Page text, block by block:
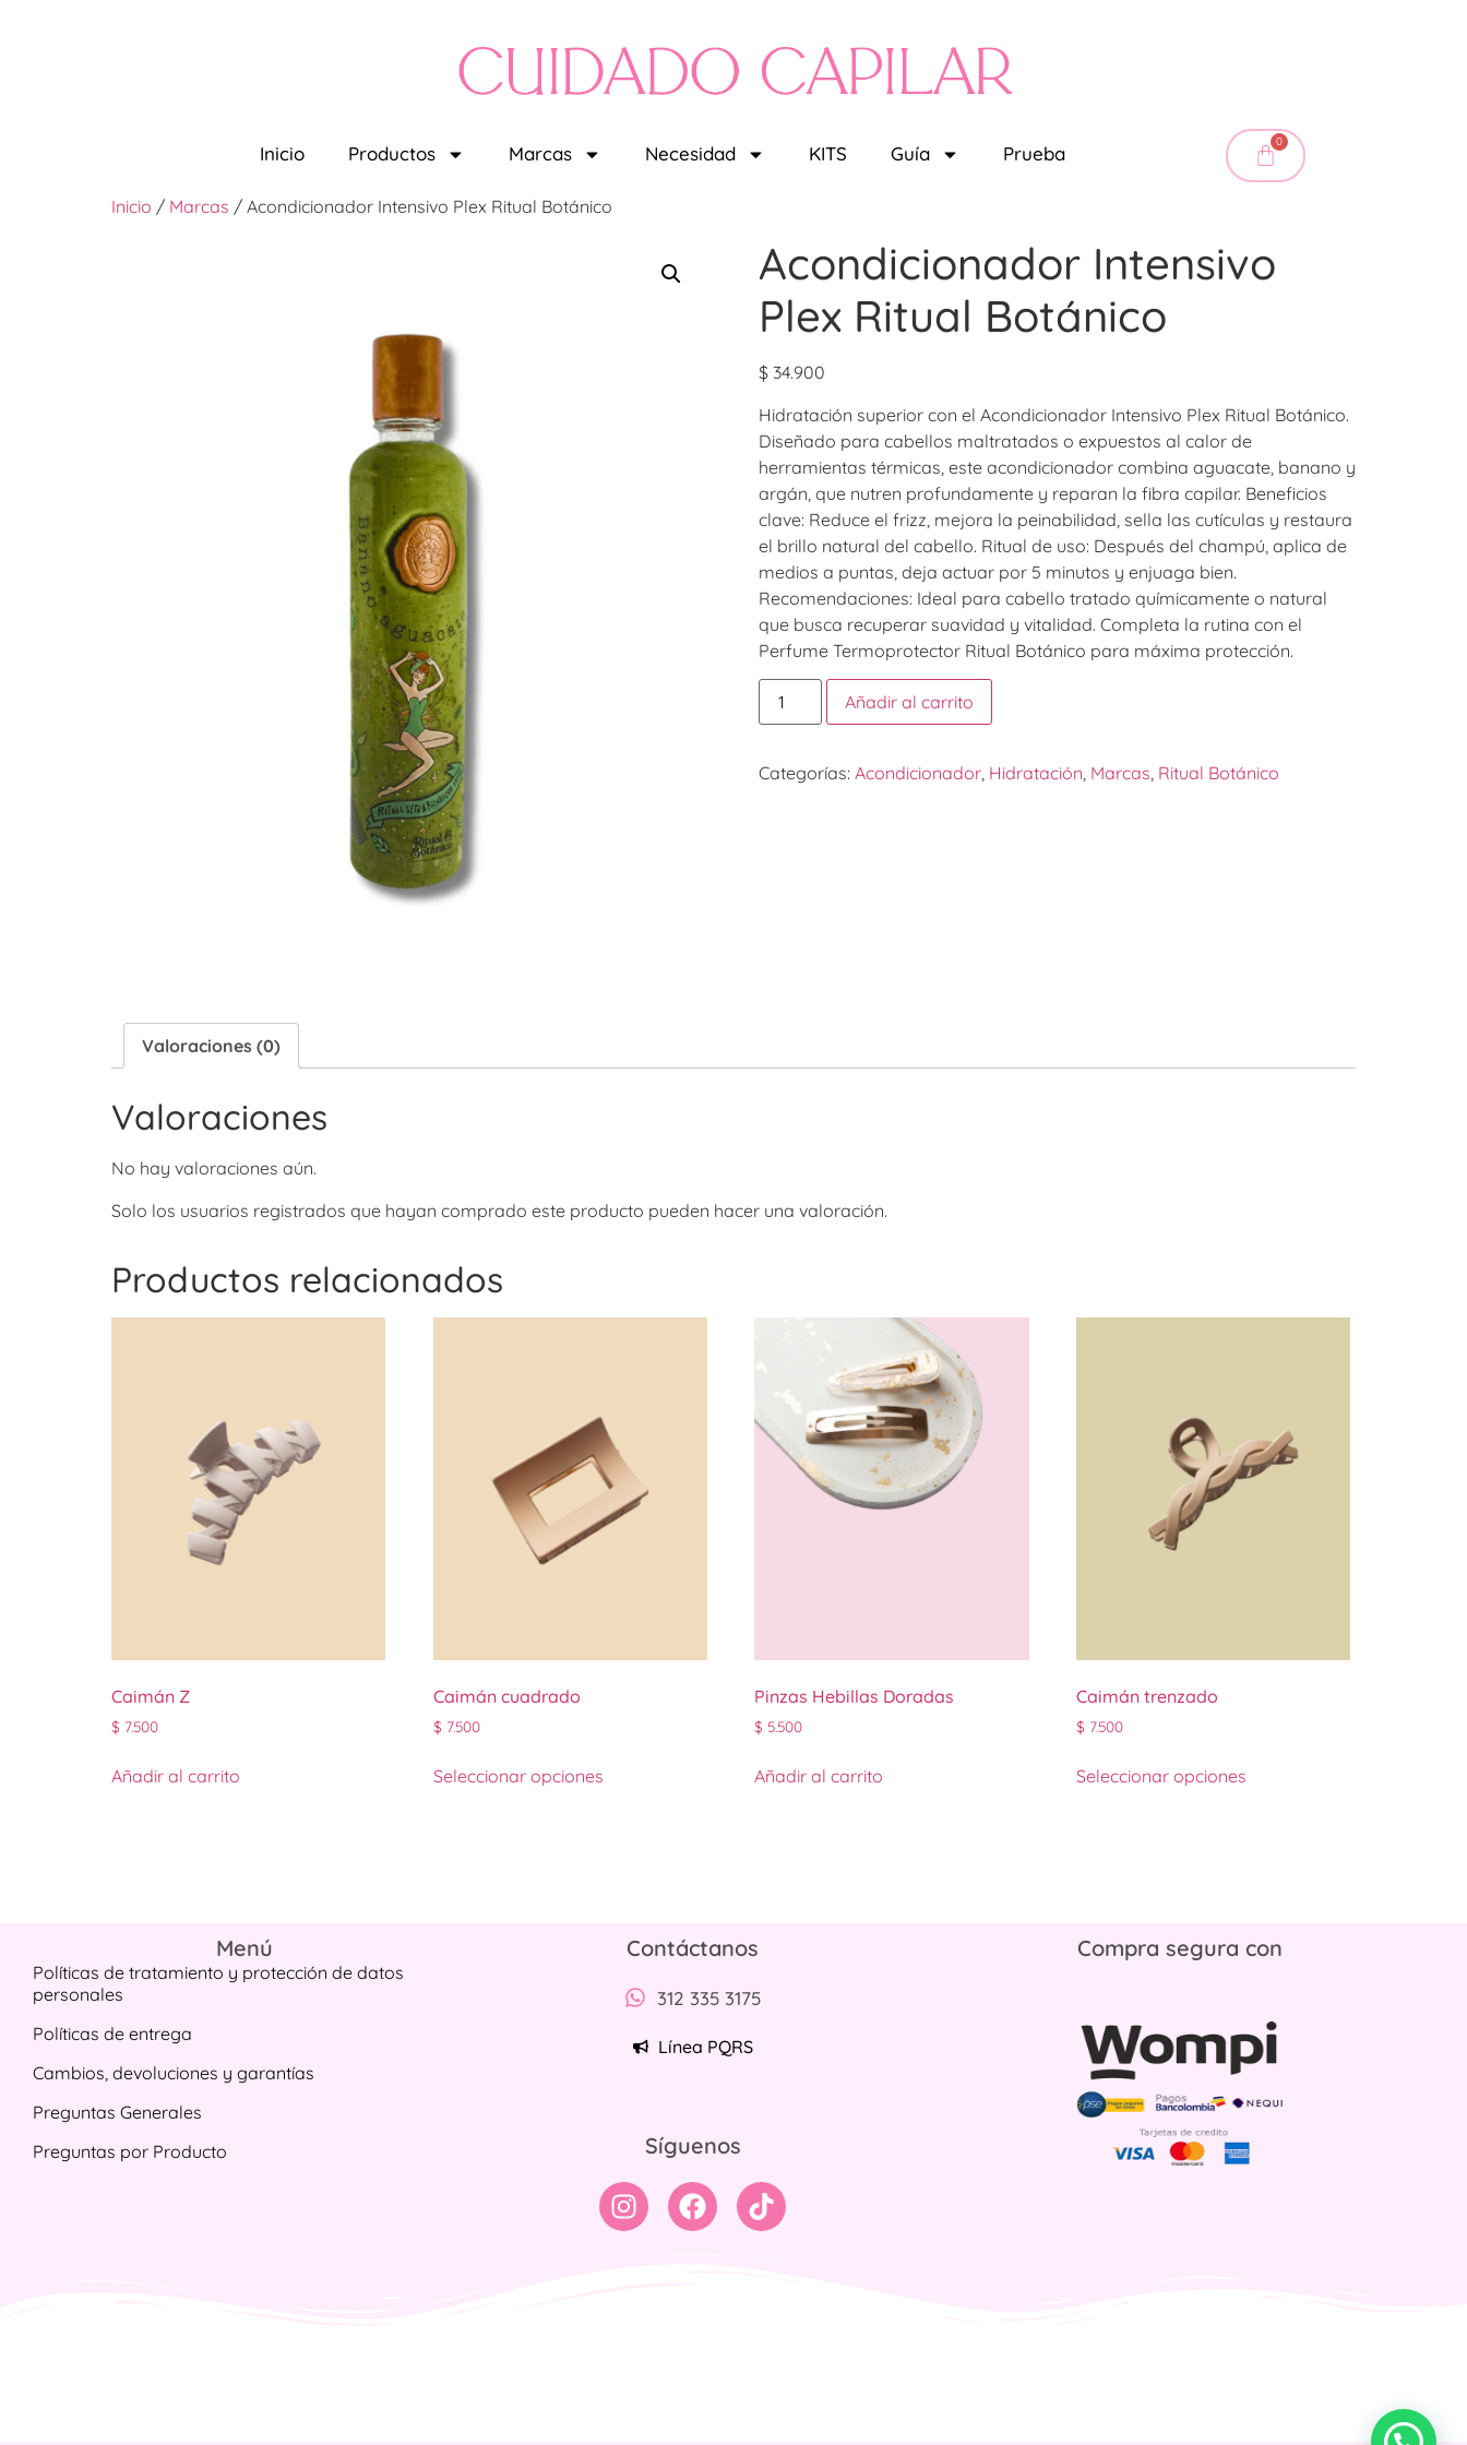
Inicio Productos Marcas Necesidad KITS Guía Prueba
0
Inicio / Marcas / Acondicionador Intensivo Plex Ritual Botánico
Acondicionador Intensivo
Plex Ritual Botánico
$34.900
Hidratación superior con el Acondicionador Intensivo Plex Ritual Botánico.
Diseñado para cabellos maltratados o expuestos al calor de
herramientas térmicas, este acondicionador combina aguacate, banano y
argán, que nutren profundamente y reparan la fibra capilar. Beneficios
clave: Reduce el frizz, mejora la peinabilidad, sella las cutículas y restaura
el brillo natural del cabello. Ritual de uso: Después del champú, aplica de
medios a puntas, deja actuar por 5 minutos y enjuaga bien.
Recomendaciones: Ideal para cabello tratado químicamente o natural
que busca recuperar suavidad y vitalidad. Completa la rutina con el
Perfume Termoprotector Ritual Botánico para máxima protección.
Añadir al carrito
Categorías: Acondicionador, Hidratación Marcas Ritual Botánico
Valoraciones (0)
Valoraciones
No hay valoraciones aún.
Solo los usuarios registrados que hayan comprado este producto pueden hacer una valoración.
Productos relacionados
Caimán Z
$ 7.500
Añadir al carrito
Caimán cuadrado
$ 7.500
Seleccionar opciones
Pinzas Hebillas Doradas
$ 5.500
Añadir al carrito
Caimán trenzado
$ 7.500
Seleccionar opciones
Menú
Políticas de tratamiento y protección de datos
personales
Políticas de entrega
Cambios, devoluciones y garantías
Preguntas Generales
Preguntas por Producto
Contáctanos
312 335 3175
Línea PQRS
Síguenos
Compra segura con